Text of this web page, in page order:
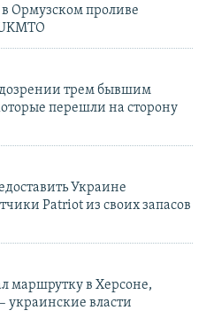
Ормузском проливе
трем бывшим
перешли на сторону
Украине
Patriot из своих запасов
маршрутку в Херсоне,
украинские власти